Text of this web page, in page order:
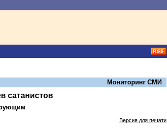
Мониторинг СМИ
сатанистов
Версия для печати